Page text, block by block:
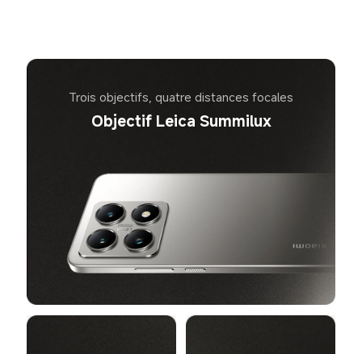
Trois objectifs, quatre distances focales
Objectif Leica Summilux